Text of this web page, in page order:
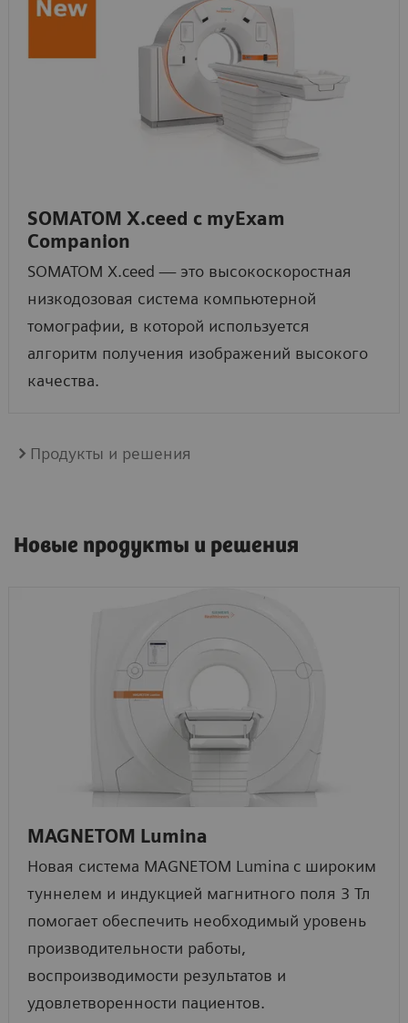
SOMATOM X.ceed с myExam
Companion
SOMATOM X.ceed — это высокоскоростная
низкодозовая система компьютерной
томографии, в которой используется
алгоритм получения изображений высокого
качества.
Продукты и решения
Новые продукты и решения
MAGNETOM Lumina
Новая система MAGNETOM Lumina c широким
туннелем и индукцией магнитного поля 3 Тл
помогает обеспечить необходимый уровень
производительности работы,
воспроизводимости результатов и
удовлетворенности пациентов.